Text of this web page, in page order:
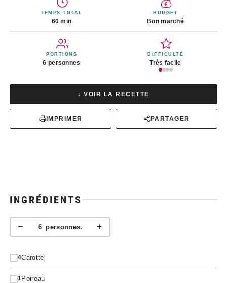
TEMPS TOTAL
60 min
BUDGET
Bon marché
PORTIONS
6 personnes
DIFFICULTÉ
Très facile
↓ VOIR LA RECETTE
IMPRIMER PARTAGER
INGRÉDIENTS
− 6personnes. +
4Carotte
1Poireau